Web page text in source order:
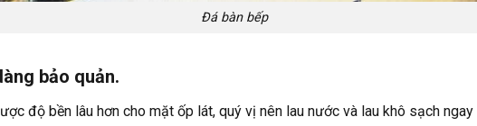
Đá bàn bếp
bảo quản.
độ bền lâu hơn cho mặt ốp lát, quý vị nên lau nước và lau khô sạch